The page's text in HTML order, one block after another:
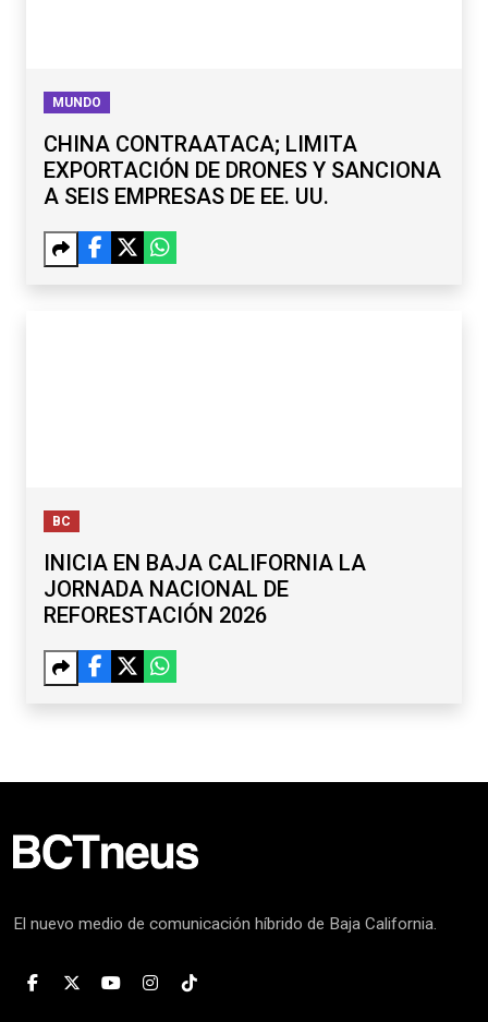
MUNDO
CHINA CONTRAATACA; LIMITA
EXPORTACIÓN DE DRONES Y SANCIONA
A SEIS EMPRESAS DE EE. UU.
BC
INICIA EN BAJA CALIFORNIA LA
JORNADA NACIONAL DE
REFORESTACIÓN 2026
El nuevo medio de comunicación híbrido de Baja California.